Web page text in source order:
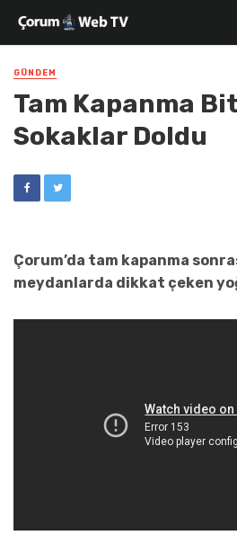
GÜNDEM
Tam Kapanma
Sokaklar Doldu
Çorum’da tam kapanma
meydanlarda dikkat çeken